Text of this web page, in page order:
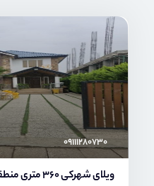
۰۹۱۱۱۲۸۰۷۳۰
ویلای شهرکی 360 متری منطقه رویان